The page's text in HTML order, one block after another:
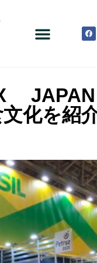
化を紹